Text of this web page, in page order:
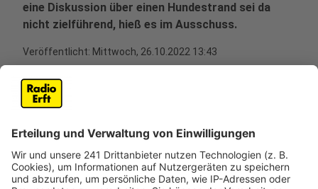
eine Diskussion über einen Hundestrand sei da
nicht zielführend, hieß es im Ausschuss.
Veröffentlicht: Mittwoch, 26.10.2022 13:43
Anzeige
Heißt: über das Thema wird später noch mal
gesprochen – vermutlich erst in ein paar Jahren. Es
wurde aber schon jetzt darauf hingewiesen, dass ein